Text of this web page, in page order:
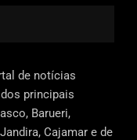
de notícias
principais
Barueri,
Cajamar e de